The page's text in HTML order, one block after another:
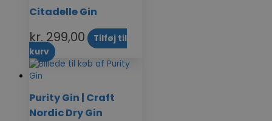
Citadelle Gin
kr. 299,00
Tilføj til
kurv
Purity Gin | Craft
Nordic Dry Gin